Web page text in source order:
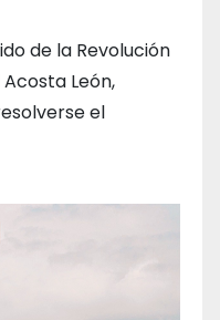
de la Revolución
León,
el